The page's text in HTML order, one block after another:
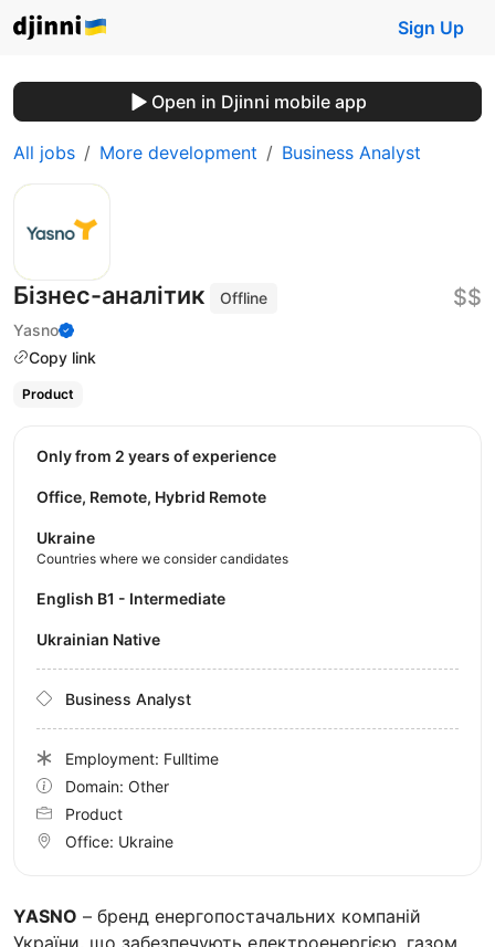
Sign Up
Open in Djinni mobile app
All jobs More development Business Analyst
Бізнес-аналітик
Offline
Yasno
Copy link
$$
Product
YASNO – бренд енергопостачальних компаній
України, що забезпечують електроенергією, газом
Only from 2 years of experience
Office, Remote, Hybrid Remote
Ukraine
Countries where we consider candidates
English B1 - Intermediate
Ukrainian Native
Business Analyst
Employment: Fulltime
Domain: Other
Product
Office: Ukraine